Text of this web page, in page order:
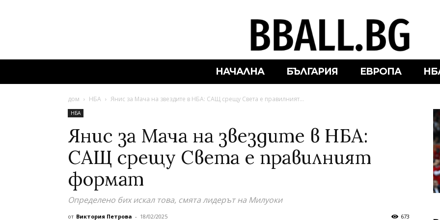
НАЧАЛНА БЪЛГАРИЯ ЕВРОПА
дом НБА Янис за Мача на звездите в НБА: САЩ срещу Света е правилният...
НБА
Янис за Мача на звездите в НБА:
САЩ срещу Света е правилният
формат
Определено бих искал това, смята лидерът на Милуоки
от Виктория Петрова - 18/02/2025 673